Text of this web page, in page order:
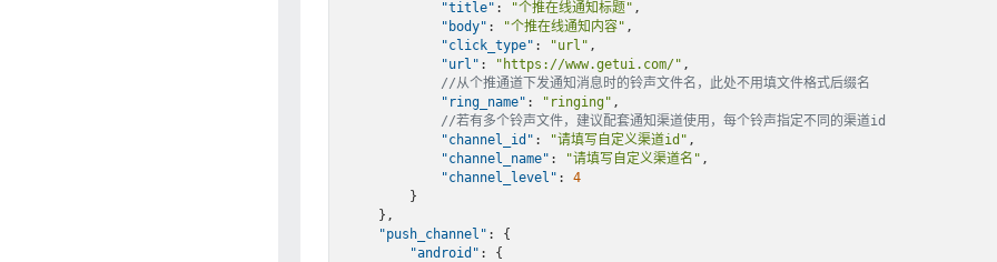
"title" : "个推在线通知标题" ,
"body" : "个推在线通知内容" ,
"click_type" : "url" ,
"url" : "https://www.getui.com/" ,
//从个推通道下发通知消息时的铃声文件名，此处不用填文件格式后缀名
"ring_name" : "ringing" ,
//若有多个铃声文件，建议配套通知渠道使用，每个铃声指定不同的渠道id
"channel_id" : "请填写自定义渠道id" ,
"channel_name" : "请填写自定义渠道名" ,
"channel_level" : 4
"push_channel" : {
"android" : {